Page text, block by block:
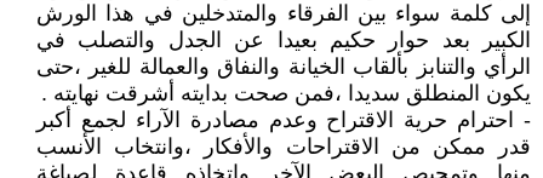
إلى كلمة سواء بين الفرقاء والمتدخلين في هذا الورش
الكبير بعد حوار حكيم بعيدا عن الجدل والتصلب في
الرأي والتنابز بألقاب الخيانة والنفاق والعمالة للغير ،حتى
يكون المنطلق سديدا ،فمن صحت بدايته أشرقت نهايته .
- احترام حرية الاقتراح وعدم مصادرة الآراء لجمع أكبر
قدر ممكن من الاقتراحات والأفكار ،وانتخاب الأنسب